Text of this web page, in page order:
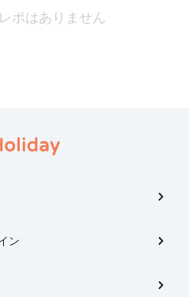
ポはありません
ン